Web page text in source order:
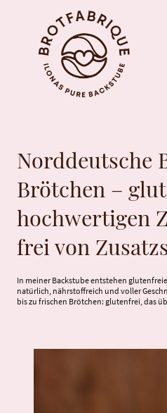
Norddeutsche
Brötchen –
hochwertigen
frei von
In meiner Backstube entstehen
natürlich, nährstoffreich und voller
bis zu frischen Brötchen: glutenfrei, das